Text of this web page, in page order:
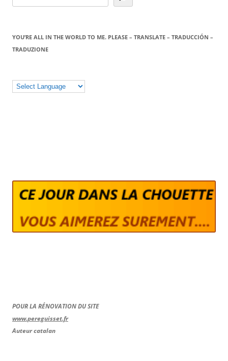
YOU’RE ALL IN THE WORLD TO ME. PLEASE – TRANSLATE – TRADUCCIÓN –
TRADUZIONE
POUR LA RÉNOVATION DU SITE
www.pereguisset.fr
Auteur catalan